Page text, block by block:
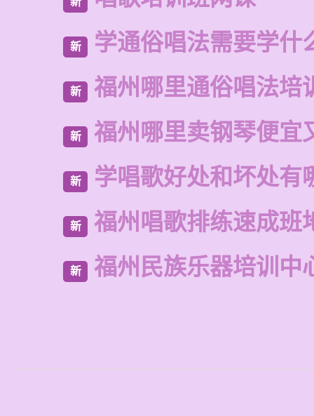
新 学通俗唱法需要学什
新 福州哪里通俗唱法培
新 福州哪里卖钢琴便宜
新 学唱歌好处和坏处有
新 福州唱歌排练速成班
新 福州民族乐器培训中